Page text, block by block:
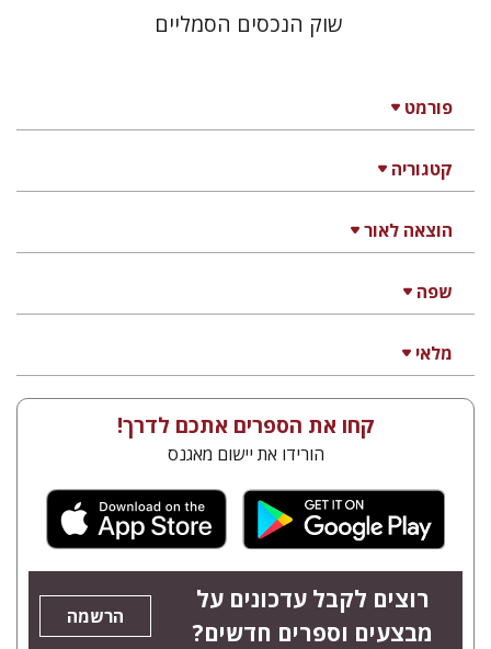
פורמט
קטגוריה
הוצאה לאור
שפה
מלאי
שוק הנכסים הסמליים
קחו את הספרים אתכם לדרך!
הורידו את יישום מאגנס
רוצים לקבל עדכונים על
מבצעים וספרים חדשים?
הרשמה